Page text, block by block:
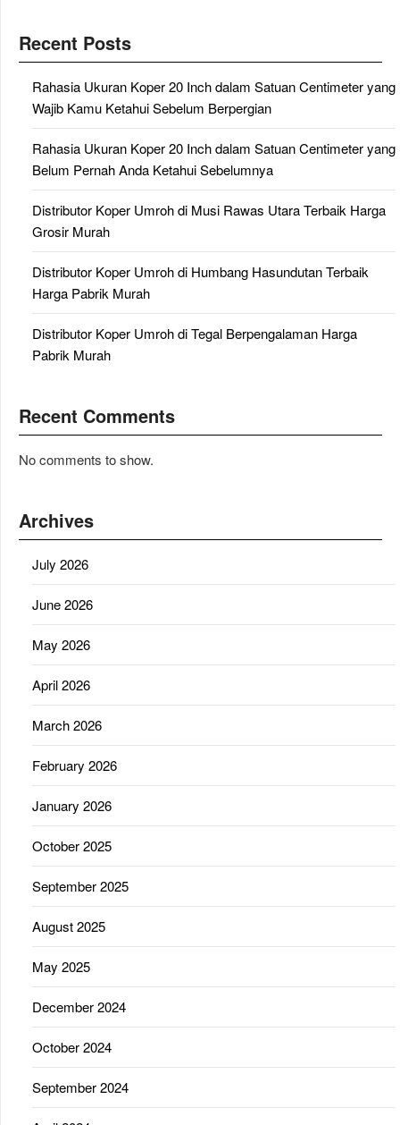
Recent Posts
Rahasia Ukuran Koper 20 Inch dalam Satuan Centimeter yang
Wajib Kamu Ketahui Sebelum Berpergian
Rahasia Ukuran Koper 20 Inch dalam Satuan Centimeter yang
Belum Pernah Anda Ketahui Sebelumnya
Distributor Koper Umroh di Musi Rawas Utara Terbaik Harga
Grosir Murah
Distributor Koper Umroh di Humbang Hasundutan Terbaik
Harga Pabrik Murah
Distributor Koper Umroh di Tegal Berpengalaman Harga
Pabrik Murah
Recent Comments
No comments to show.
Archives
July 2026
June 2026
May 2026
April 2026
March 2026
February 2026
January 2026
October 2025
September 2025
August 2025
May 2025
December 2024
October 2024
September 2024